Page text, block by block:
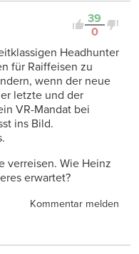
39
0
Headhunter
für Raiffeisen zu
wenn der neue
letzte und der
VR-Mandat bei
ins Bild.
verreisen. Wie Heinz
erwartet?
Kommentar melden